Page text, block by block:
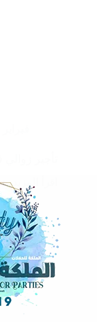
زوالي
الكويت
:
97246119